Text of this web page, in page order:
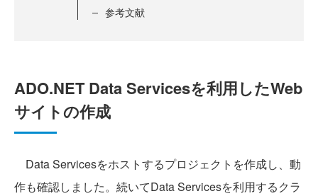
参考文献
ADO.NET Data Servicesを利用したWeb
サイトの作成
Data Servicesをホストするプロジェクトを作成し、動
作も確認しました。続いてData Servicesを利用するクラ